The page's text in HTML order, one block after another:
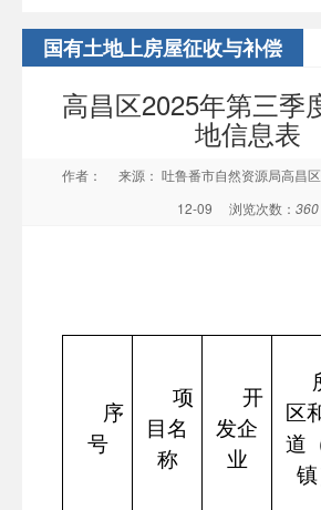
国有土地上房屋征收与补偿
高昌区2025年第三季
地信息表
作者： 来源： 吐鲁番市自然资源局高昌
12-09
浏览次数： 360
序
号
项
目名
称
开
发企
业
区
道
镇